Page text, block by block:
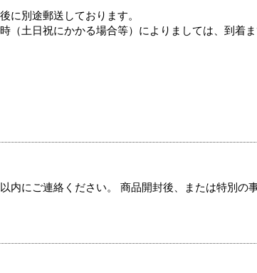
に別途郵送しております。
（土日祝にかかる場合等）によりましては、到着
内にご連絡ください。 商品開封後、または特別の